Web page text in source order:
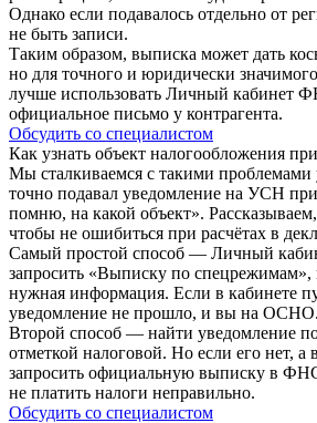
Однако если подавалось отдельно от
не быть записи.
Таким образом, выписка может дать
но для точного и юридически
лучше использовать Личный кабинет
официальное письмо у контрагента.
Обсудить со специалистом
Как узнать объект налогообложения
Мы сталкиваемся с такими
точно подавал уведомление на УСН
помню, на какой объект».
чтобы не ошибиться при расчётах в
Самый простой способ — Личный
запросить «Выписку по спецрежимам»,
нужная информация. Если в кабинете
уведомление не прошло, и вы на ОСНО.
Второй способ — найти уведомление
отметкой налоговой. Но если его нет, а
запросить официальную выписку в
не платить налоги неправильно.
Обсудить со специалистом